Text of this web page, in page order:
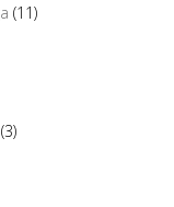
(11)
(3)